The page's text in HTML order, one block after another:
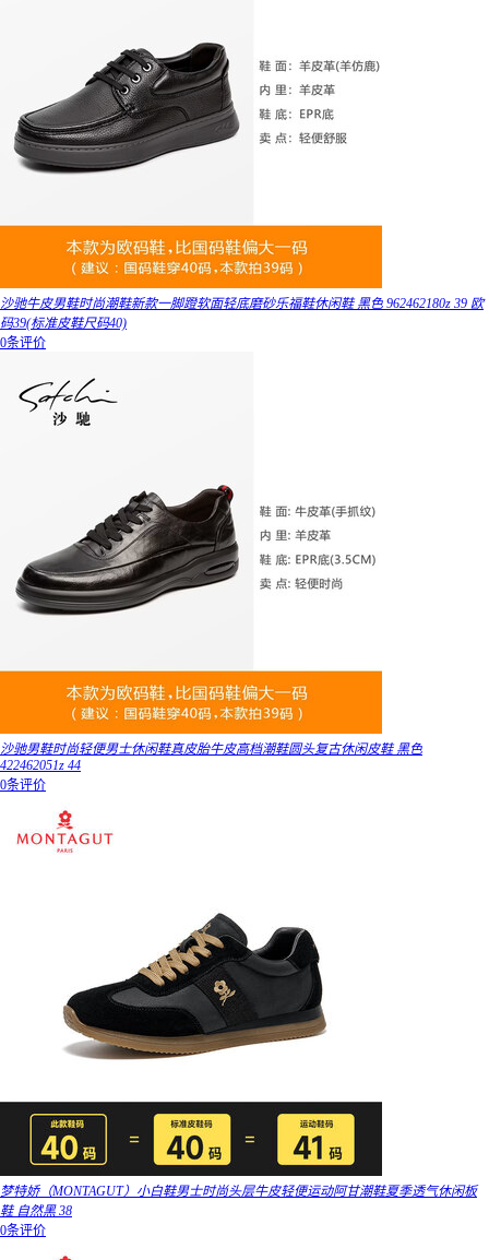
沙驰牛皮男鞋时尚潮鞋新款一脚蹬软面轻底磨砂乐福鞋休闲鞋 黑色 962462180z 39 欧
码39(标准皮鞋尺码40)
0条评价
沙驰男鞋时尚轻便男士休闲鞋真皮胎牛皮高档潮鞋圆头复古休闲皮鞋 黑色
422462051z 44
0条评价
梦特娇（MONTAGUT）小白鞋男士时尚头层牛皮轻便运动阿甘潮鞋夏季透气休闲板
鞋 自然黑 38
0条评价